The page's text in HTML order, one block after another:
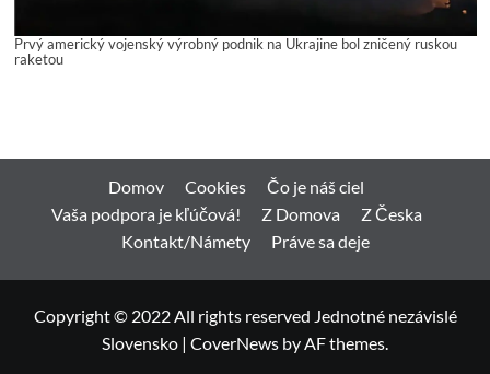
Prvý americký vojenský výrobný podnik na Ukrajine bol zničený ruskou
raketou
Domov Cookies
Čo je náš ciel
Vaša podpora je kľúčová!
Z Domova
Z Česka
Kontakt/Námety
Práve sa deje
Copyright © 2022 All rights reserved Jednotné nezávislé
Slovensko | CoverNews by AF themes.